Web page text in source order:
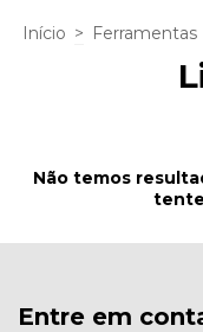
Início > Ferramentas
Não temos
Entre em